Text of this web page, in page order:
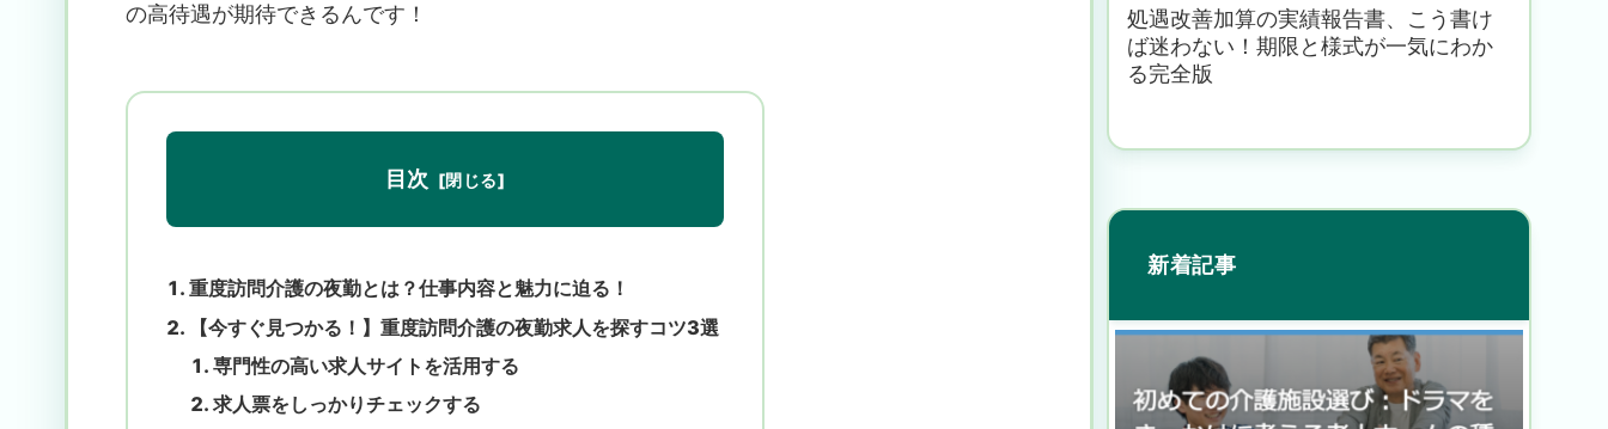
の高待遇が期待できるんです！
目次
重度訪問介護の夜勤とは？仕事内容と魅力に迫る！
【今すぐ見つかる！】重度訪問介護の夜勤求人を探すコツ3選
専門性の高い求人サイトを活用する
求人票をしっかりチェックする
処遇改善加算の実績報告書、こう書け
ば迷わない！期限と様式が一気にわか
る完全版
新着記事